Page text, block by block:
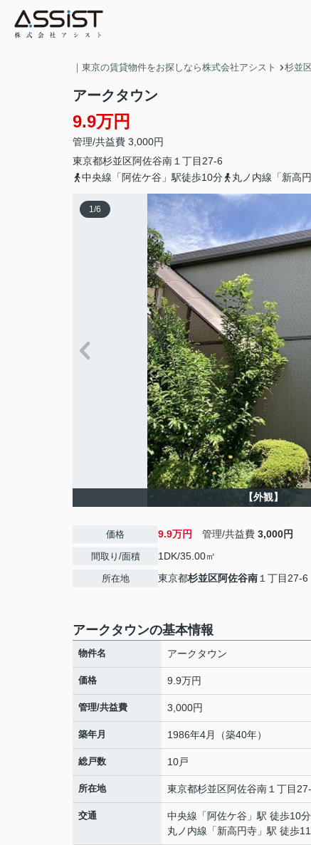
｜東京の賃貸物件をお探しなら株式会社アシスト 杉並
アークタウン
9.9万円
管理/共益費 3,000円
東京都杉並区阿佐谷南１丁目27-6
中央線「阿佐ケ谷」駅徒歩10分
丸ノ内線「新高
1/6
【外観】
価格 9.9万円 管理/共益費 3,000円
間取り/面積 1DK/35.00㎡
所在地 東京都杉並区阿佐谷南１丁目27-6
アークタウンの基本情報
物件名 アークタウン
価格 9.9万円
管理/共益費 3,000円
築年月 1986年4月（築40年）
総戸数 10戸
所在地 東京都杉並区阿佐谷南１丁目
交通 中央線 「 阿佐ケ谷 」駅 徒歩10分
丸ノ内線 「新高円寺 」駅 徒歩